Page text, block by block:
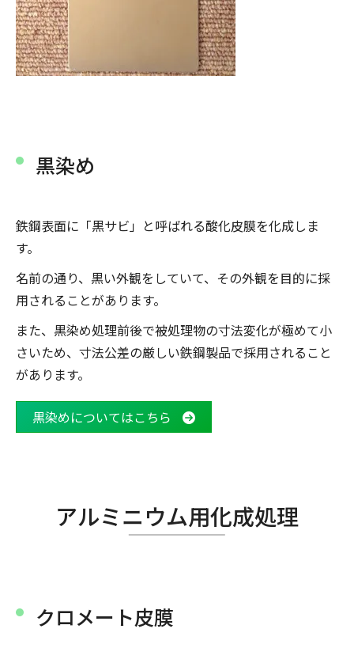
黒染め
鉄鋼表面に「黒サビ」と呼ばれる酸化皮膜を化成しま
す。
名前の通り、黒い外観をしていて、その外観を目的に採
用されることがあります。
また、黒染め処理前後で被処理物の寸法変化が極めて小
さいため、寸法公差の厳しい鉄鋼製品で採用されること
があります。
黒染めについてはこちら
アルミニウム用化成処理
クロメート皮膜